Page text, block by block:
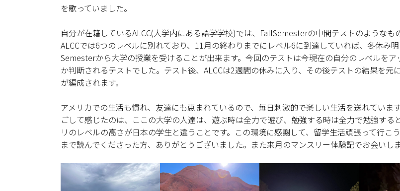
を歌っていました。
自分が在籍しているALCC(大学内にある語学学校)では、FallSemesterの中間テストのようなも
ALCCでは6つのレベルに別れており、11月の終わりまでにレベル6に到達していれば、冬休み
Semesterから大学の授業を受けることが出来ます。今回のテストは今現在の自分のレベルをア
か判断されるテストでした。テスト後、ALCCは2週間の休みに入り、その後テストの結果を元
が編成されます。
アメリカでの生活も慣れ、友達にも恵まれているので、毎日刺激的で楽しい生活を送れていま
ごして感じたのは、ここの大学の人達は、遊ぶ時は全力で遊び、勉強する時は全力で勉強する
リのレベルの高さが日本の学生と違うことです。この環境に感謝して、留学生活頑張って行こ
まで読んでくださった方、ありがとうございました。また来月のマンスリー体験記でお会いし